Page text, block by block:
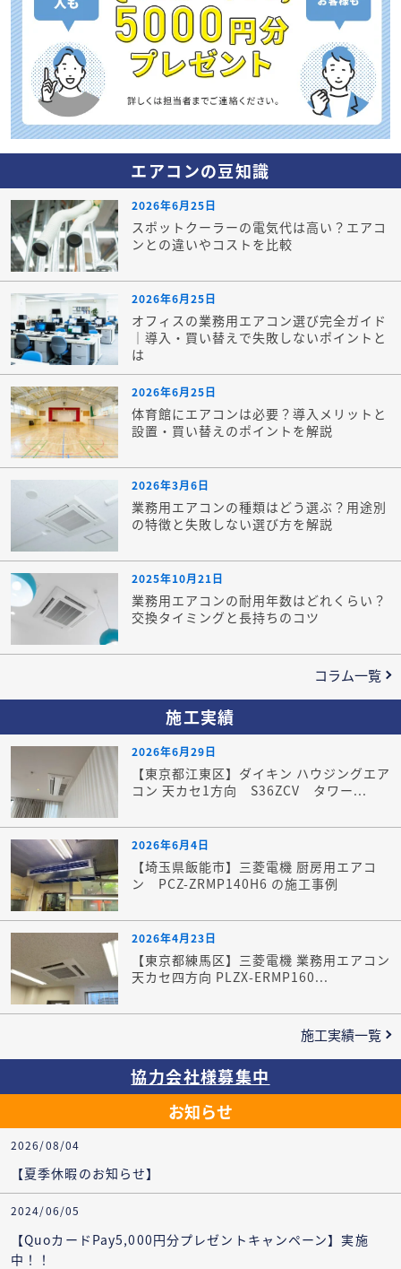
エアコンの豆知識
2026年6月25日
スポットクーラーの電気代は高い？エアコ
ンとの違いやコストを比較
2026年6月25日
オフィスの業務用エアコン選び完全ガイド
｜導入・買い替えで失敗しないポイントと
は
2026年6月25日
体育館にエアコンは必要？導入メリットと
設置・買い替えのポイントを解説
2026年3月6日
業務用エアコンの種類はどう選ぶ？用途別
の特徴と失敗しない選び方を解説
2025年10月21日
業務用エアコンの耐用年数はどれくらい？
交換タイミングと長持ちのコツ
コラム一覧
施工実績
2026年6月29日
【東京都江東区】ダイキン ハウジングエア
コン 天カセ1方向 S36ZCV タワー...
2026年6月4日
【埼玉県飯能市】三菱電機 厨房用エアコ
ン PCZ-ZRMP140H6 の施工事例
2026年4月23日
【東京都練馬区】三菱電機 業務用エアコン
天カセ四方向 PLZX-ERMP160...
施工実績一覧
協力会社様募集中
お知らせ
2026/08/04
【夏季休暇のお知らせ】
2024/06/05
【QuoカードPay5,000円分プレゼントキャンペーン】実施
中！！